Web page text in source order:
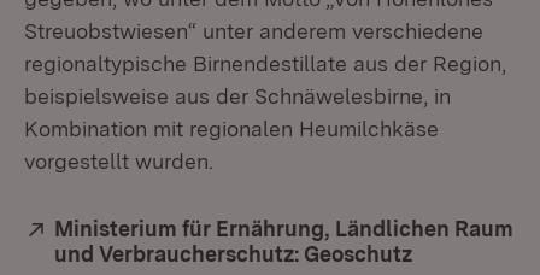
Streuobstwiesen“ unter anderem verschiedene
regionaltypische Birnendestillate aus der Region,
beispielsweise aus der Schnäwelesbirne, in
Kombination mit regionalen Heumilchkäse
vorgestellt wurden.
Extern:
Ministerium für Ernährung, Ländlichen Raum
und Verbraucherschutz: Geoschutz